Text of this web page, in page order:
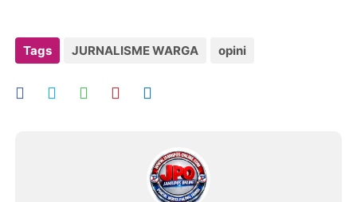
Tags JURNALISME WARGA opini